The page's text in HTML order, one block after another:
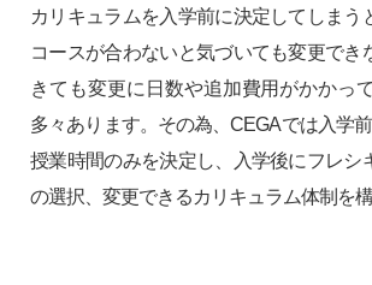
カリキュラムを入学前に決定してしまう
コースが合わないと気づいても変更でき
きても変更に日数や追加費用がかかっ
多々あります。その為、CEGAでは入学
授業時間のみを決定し、入学後にフレシ
の選択、変更できるカリキュラム体制を構